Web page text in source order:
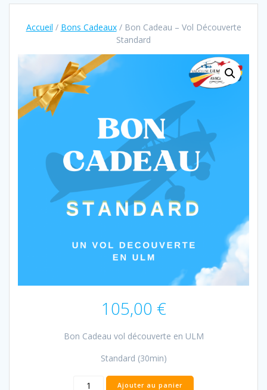
Accueil / Bons Cadeaux/ Bon Cadeau – Vol Découverte
Standard
105,00 €
Bon Cadeau vol découverte en ULM
Standard (30min)
quantitéAjouter au panier